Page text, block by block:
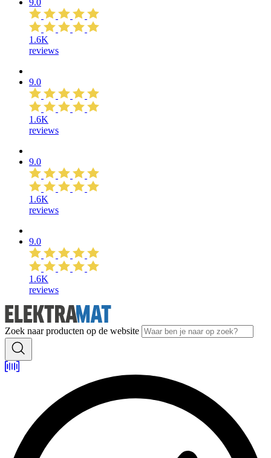
9.0
1.6K
reviews
9.0
1.6K
reviews
9.0
1.6K
reviews
9.0
1.6K
reviews
Zoek naar producten op de website